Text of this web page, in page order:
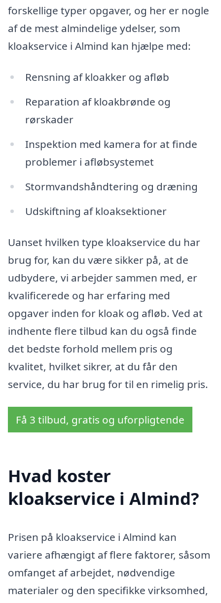
forskellige typer opgaver, og her er nogle
af de mest almindelige ydelser, som
kloakservice i Almind kan hjælpe med:
Rensning af kloakker og afløb
Reparation af kloakbrønde og
rørskader
Inspektion med kamera for at finde
problemer i afløbsystemet
Stormvandshåndtering og dræning
Udskiftning af kloaksektioner
Uanset hvilken type kloakservice du har
brug for, kan du være sikker på, at de
udbydere, vi arbejder sammen med, er
kvalificerede og har erfaring med
opgaver inden for kloak og afløb. Ved at
indhente flere tilbud kan du også finde
det bedste forhold mellem pris og
kvalitet, hvilket sikrer, at du får den
service, du har brug for til en rimelig pris.
Få 3 tilbud, gratis og uforpligtende
Hvad koster
kloakservice i Almind?
Prisen på kloakservice i Almind kan
variere afhængigt af flere faktorer, såsom
omfanget af arbejdet, nødvendige
materialer og den specifikke virksomhed,